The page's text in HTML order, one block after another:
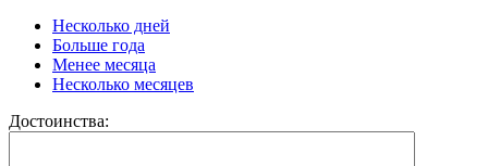
Несколько дней
Больше года
Менее месяца
Несколько месяцев
Достоинства: